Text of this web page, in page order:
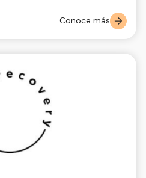
Acumulación Cerebral de
Conoce más